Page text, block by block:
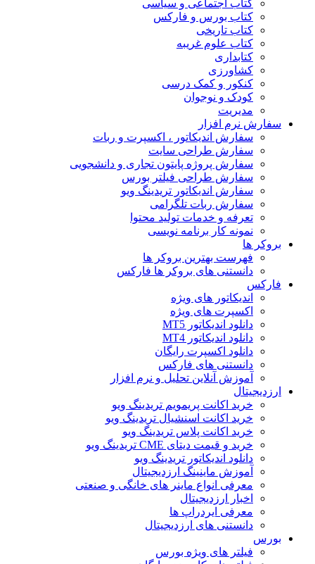
کتاب اجتماعی و سیاسی
کتاب بورس و فارکس
کتاب تاریخی
کتاب علوم غریبه
کتابداری
کشاورزی
کنکور و کمک‌ درسی
کودک و نوجوان
مدیریت
سفارش نرم افزار
سفارش اندیکاتور ، اکسپرت و ربات
سفارش طراحی سایت
سفارش پروژه پایتون تجاری و دانشجویی
سفارش طراحی فیلتر بورس
سفارش اندیکاتور تریدینگ ویو
سفارش ربات تلگرامی
تعرفه و خدمات تولید محتوا
نمونه کار برنامه نویسی
بروکر ها
فهرست بهترین بروکر ها
دانستنی های بروکر ها فارکس
فارکس
اندیکاتور های ویژه
اکسپرت های ویژه
دانلود اندیکاتور MT5
دانلود اندیکاتور MT4
دانلود اکسپرت رایگان
دانستنی های فارکس
آموزش آنلاین تحلیل و نرم افزار
ارزدیجیتال
خرید اکانت پریمویم تریدینگ ویو
خرید اکانت اسنشیال تریدینگ ویو
خرید اکانت پلاس تریدینگ ویو
خرید و قیمت دیتای CME تریدینگ ویو
دانلود اندیکاتور تریدینگ ویو
آموزش ماینینگ ارزدیجیتال
معرفی انواع ماینر های خانگی و صنعتی
اخبار ارزدیجیتال
معرفی ایردراپ ها
دانستنی های ارزدیجیتال
بورس
فیلتر های ویژه بورس